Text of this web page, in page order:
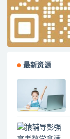
最新资源